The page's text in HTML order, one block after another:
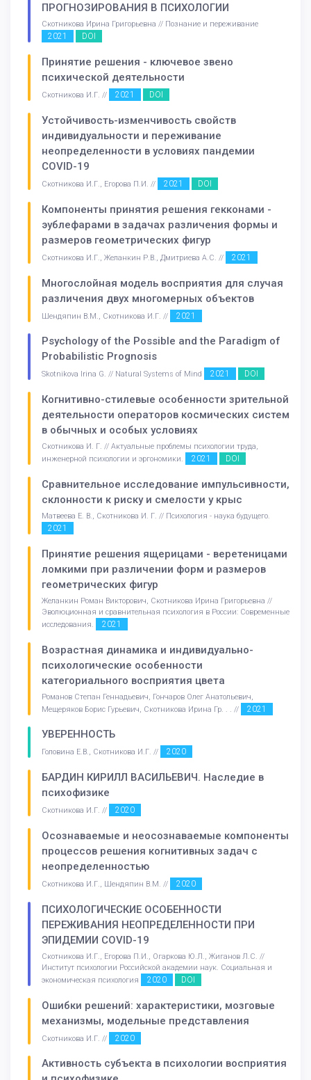
ПРОГНОЗИРОВАНИЯ В ПСИХОЛОГИИ
Скотникова Ирина Григорьевна // Познание и переживание
2021 DOI
Принятие решения - ключевое звено
психической деятельности
Скотникова И.Г. // 2021 DOI
Устойчивость-изменчивость свойств
индивидуальности и переживание
неопределенности в условиях пандемии
COVID-19
Скотникова И.Г., Егорова П.И. // 2021 DOI
Компоненты принятия решения гекконами -
эублефарами в задачах различения формы и
размеров геометрических фигур
Скотникова И.Г., Желанкин Р.В., Дмитриева А.С. // 2021
Многослойная модель восприятия для случая
различения двух многомерных объектов
Шендяпин В.М., Скотникова И.Г. // 2021
Psychology of the Possible and the Paradigm of
Probabilistic Prognosis
Skotnikova Irina G. // Natural Systems of Mind 2021 DOI
Когнитивно-стилевые особенности зрительной
деятельности операторов космических систем
в обычных и особых условиях
Скотникова И. Г. // Актуальные проблемы психологии труда,
инженерной психологии и эргономики.
2021 DOI
Сравнительное исследование импульсивности,
склонности к риску и смелости у крыс
Матвеева Е. В., Скотникова И. Г. // Психология - наука будущего.
2021
Принятие решения ящерицами - веретеницами
ломкими при различении форм и размеров
геометрических фигур
Желанкин Роман Викторович, Скотникова Ирина Григорьевна //
Эволюционная и сравнительная психология в России: Современные
исследования.
2021
Возрастная динамика и индивидуально-
психологические особенности
категориального восприятия цвета
Романов Степан Геннадьевич, Гончаров Олег Анатольевич,
Мещеряков Борис Гурьевич, Скотникова Ирина Гр. . . //
2021
УВЕРЕННОСТЬ
Головина Е.В., Скотникова И.Г. // 2020
БАРДИН КИРИЛЛ ВАСИЛЬЕВИЧ. Наследие в
психофизике
Скотникова И.Г. // 2020
Осознаваемые и неосознаваемые компоненты
процессов решения когнитивных задач с
неопределенностью
Скотникова И.Г., Шендяпин В.М. // 2020
ПСИХОЛОГИЧЕСКИЕ ОСОБЕННОСТИ
ПЕРЕЖИВАНИЯ НЕОПРЕДЕЛЕННОСТИ ПРИ
ЭПИДЕМИИ COVID-19
Скотникова И.Г., Егорова П.И., Огаркова Ю.Л., Жиганов Л.С. //
Институт психологии Российской академии наук. Социальная и
экономическая психология
2020 DOI
Ошибки решений: характеристики, мозговые
механизмы, модельные представления
Скотникова И.Г. // 2020
Активность субъекта в психологии восприятия